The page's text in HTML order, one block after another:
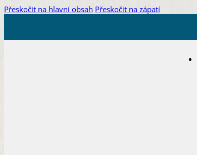
Přeskočit na hlavní obsah Přeskočit na zápatí